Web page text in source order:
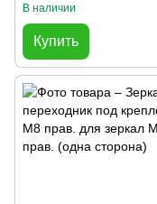
В наличии
Купить